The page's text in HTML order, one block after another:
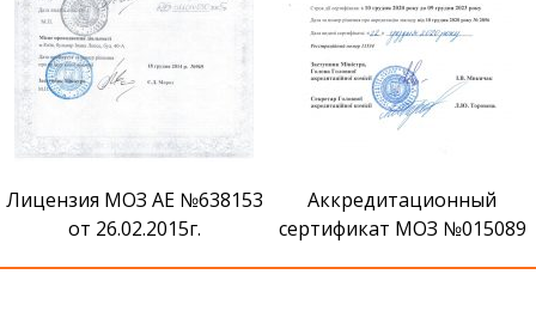
Лицензия МОЗ АЕ №638153
от 26.02.2015г.
Аккредитационный
сертификат МОЗ №015089